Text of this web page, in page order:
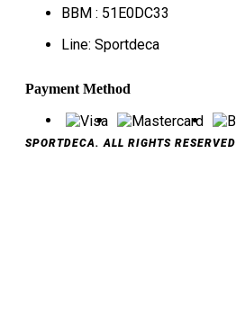
BBM : 51E0DC33
Line: Sportdeca
Payment Method
SPORTDECA. ALL RIGHTS RESERVED